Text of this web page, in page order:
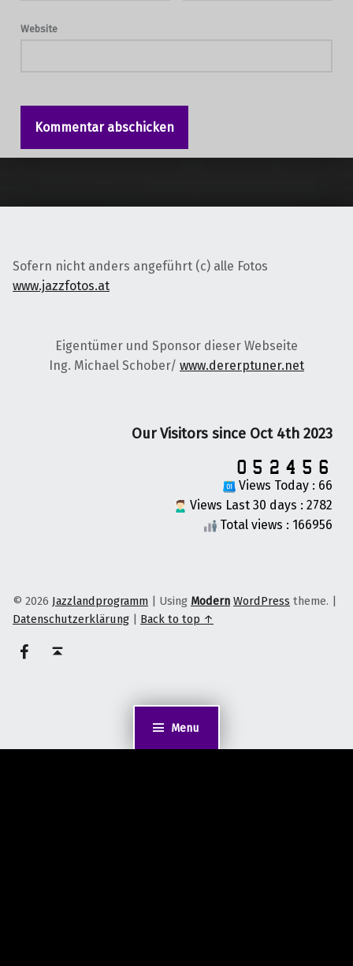
Menu
Website
Sofern nicht anders angeführt (c) alle Fotos
www.jazzfotos.at
Eigentümer und Sponsor dieser Webseite
Ing. Michael Schober/ www.dererptuner.net
Our Visitors since Oct 4th 2023
Views Today : 66
Views Last 30 days : 2782
Total views : 166956
© 2026 Jazzlandprogramm | Using Modern WordPress theme. |
Datenschutzerklärung | Back to top ↑